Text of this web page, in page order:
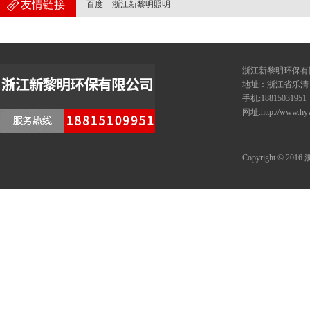
友情链接 百度 浙江新黎明照明
浙江新黎
地址：浙江省乐
手机:18815031951
网址:http://
Copyright © 2016